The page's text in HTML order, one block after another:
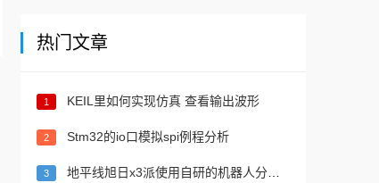
热门文章
1 KEIL里如何实现仿真 查看输出波形
2 Stm32的io口模拟spi例程分析
3 地平线旭日x3派使用自研的机器人分布式开发框架打造机器人